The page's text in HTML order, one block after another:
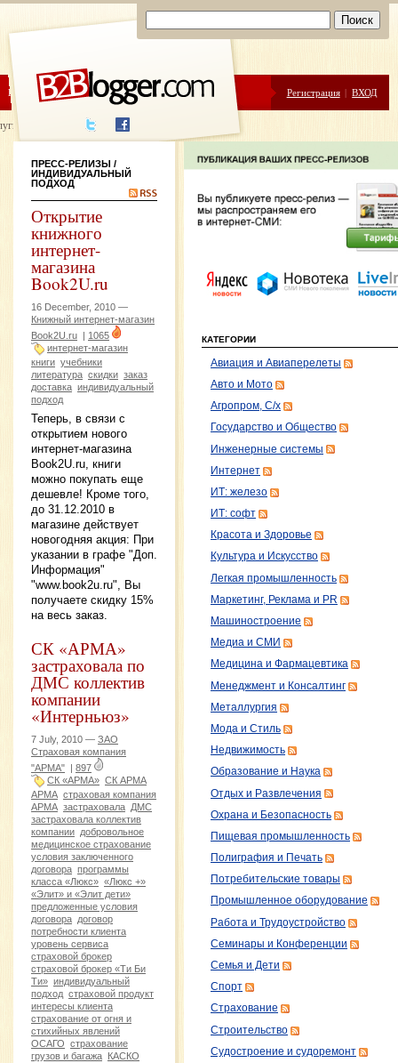
ЦЕНЫ ПОМОЩЬ Регистрация | ВХОД
написания
ПРЕСС-РЕЛИЗЫ /
ИНДИВИДУАЛЬНЫЙ
ПОДХОД
Открытие
книжного
интернет-
магазина
Book2U.ru
16 December, 2010 —
Книжный интернет-магазин
Book2U.ru | 1065
интернет-магазин
книги учебники
литература скидки заказ
доставка индивидуальный
подход
Теперь, в связи с
открытием нового
интернет-магазина
Book2U.ru, книги
можно покупать еще
дешевле! Кроме того,
до 31.12.2010 в
магазине действует
новогодняя акция: При
указании в графе "Доп.
Информация"
"www.book2u.ru", Вы
получаете скидку 15%
на весь заказ.
СК «АРМА»
застраховала по
ДМС коллектив
компании
«Интерньюз»
7 July, 2010 — ЗАО
Страховая компания
"АРМА" | 897
СК «АРМА» СК АРМА
АРМА страховая компания
АРМА застраховала ДМС
застраховала коллектив
компании добровольное
медицинское страхование
условия заключенного
договора программы
класса «Люкс» «Люкс +»
«Элит» и «Элит дети»
предложенные условия
договора договор
потребности клиента
уровень сервиса
страховой брокер
страховой брокер «Ти Би
Ти» индивидуальный
подход страховой продукт
интересы клиента
страхование от огня и
стихийных явлений
ОСАГО страхование
грузов и багажа КАСКО
КАТЕГОРИИ
Авиация и Авиаперелеты
Авто и Мото
Агропром, С/х
Государство и Общество
Инженерные системы
Интернет
ИТ: железо
ИТ: софт
Красота и Здоровье
Культура и Искусство
Легкая промышленность
Маркетинг, Реклама и PR
Машиностроение
Медиа и СМИ
Медицина и Фармацевтика
Менеджмент и Консалтинг
Металлургия
Мода и Стиль
Недвижимость
Образование и Наука
Отдых и Развлечения
Охрана и Безопасность
Пищевая промышленность
Полиграфия и Печать
Потребительские товары
Промышленное оборудование
Работа и Трудоустройство
Семинары и Конференции
Семья и Дети
Спорт
Страхование
Строительство
Судостроение и судоремонт